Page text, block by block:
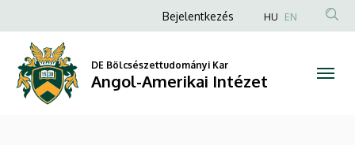
Angol-
Amerikai
Intézet
a
tartalomra
Anonim
fiók
menüje
Bejelentkezés HU EN
DE Bölcsészettudományi Kar
Angol-Amerikai Intézet